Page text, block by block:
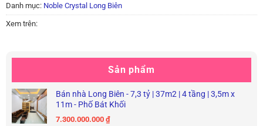
Danh mục: Noble Crystal Long Biên
Xem trên:
Sản phẩm
Bán nhà Long Biên - 7,3 tỷ | 37m2 | 4 tầng | 3,5m x
11m - Phố Bát Khối
7.300.000.000 ₫